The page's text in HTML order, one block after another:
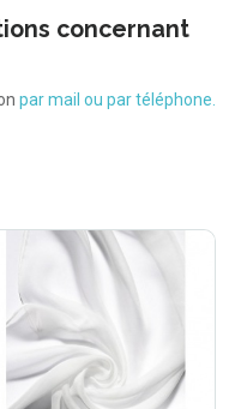
concernant
par mail ou par téléphone.